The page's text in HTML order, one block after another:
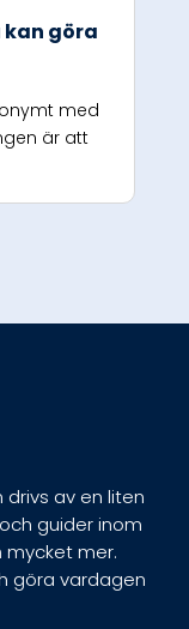
kan göra
med
är att
av en liten
guider inom
mycket mer.
göra vardagen